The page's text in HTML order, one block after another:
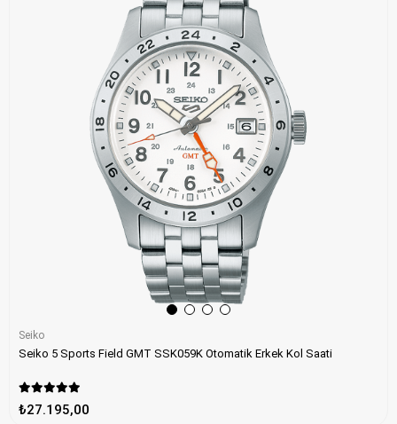
Seiko
Seiko 5 Sports Field GMT SSK059K Otomatik Erkek Kol Saati
₺27.195,00